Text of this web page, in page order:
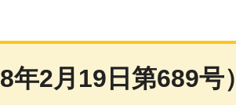
2月19日第689号）